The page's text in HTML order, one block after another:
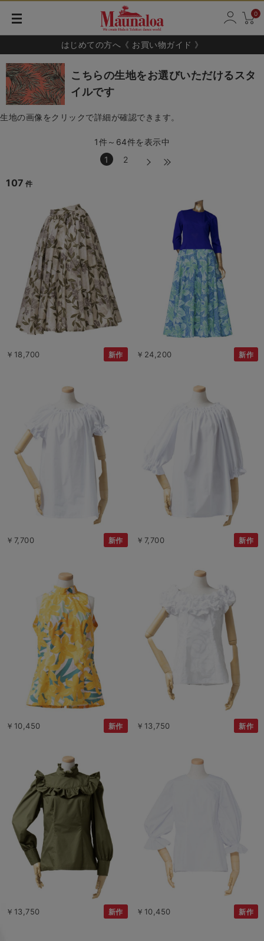
0
はじめての方へ《 お買い物ガイド 》
こちらの生地をお選びいただけるスタ
イルです
生地の画像をクリックで詳細が確認できます。
1件～64件を表示中
1
2
107 件
￥18,700 新作 ￥24,200 新作
￥7,700 新作 ￥7,700 新作
￥10,450 新作 ￥13,750 新作
￥13,750 新作 ￥10,450 新作